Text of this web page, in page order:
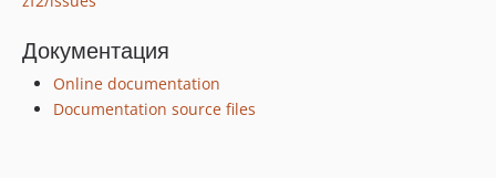
Документация
Online documentation
Documentation source files